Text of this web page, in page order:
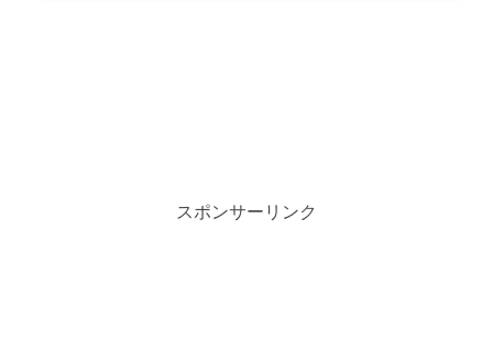
スポンサーリンク